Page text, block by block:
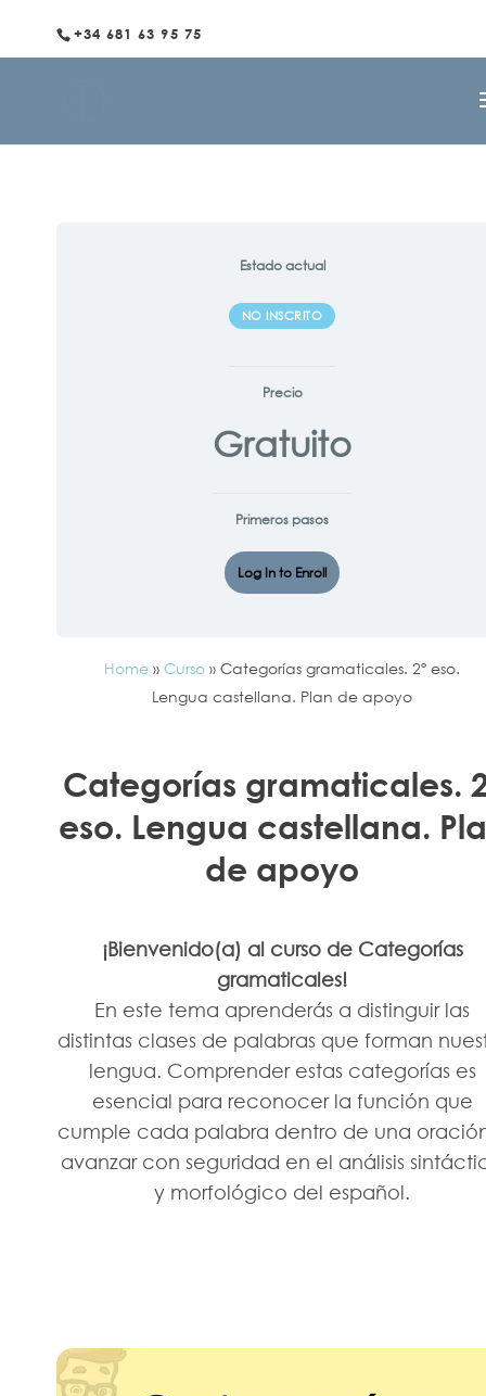
+34 681 63 95 75
Estado actual
NO INSCRITO
Precio
Gratuito
Primeros pasos
Log In to Enroll
Home» Curso» Categorías gramaticales. 2º eso.
Lengua castellana. Plan de apoyo
Categorías gramaticales.
eso. Lengua castellana.
de apoyo
¡Bienvenido(a) al curso de Categorías
gramaticales!
En este tema aprenderás a distinguir las
distintas clases de palabras que forman
lengua. Comprender estas categorías es
esencial para reconocer la función que
cumple cada palabra dentro de una
avanzar con seguridad en el análisis
y morfológico del español.